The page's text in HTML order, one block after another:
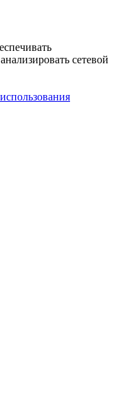
сетевой